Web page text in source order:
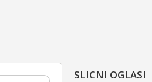
SLICNI OGLASI